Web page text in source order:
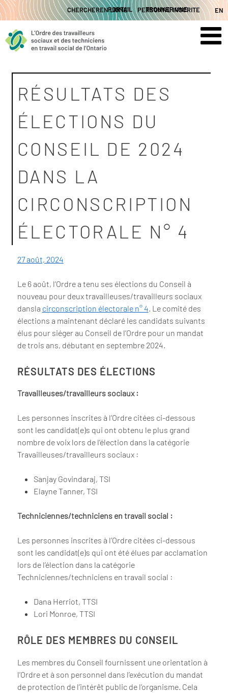
Skip
to
content
CHERCHERPORTAIL EN LIGNE TROUVER UNE PERSONNE INSCRITE EN
RÉSULTATS DES
ÉLECTIONS DU
CONSEIL DE 2024
DANS LA
CIRCONSCRIPTION
ÉLECTORALE N° 4
27 août, 2024
Le 6 août, l’Ordre a tenu ses élections du Conseil à
nouveau pour deux travailleuses/travailleurs sociaux
dansla circonscription électorale n° 4 . Le comité des
élections a maintenant déclaré les candidats suivants
élus pour siéger au Conseil de l’Ordre pour un mandat
de trois ans, débutant en septembre 2024.
RÉSULTATS DES ÉLECTIONS
Travailleuses/travailleurs sociaux :
Les personnes inscrites à l’Ordre citées ci-dessous
sont les candidat(e)s qui ont obtenu le plus grand
nombre de voix lors de l’élection dans la catégorie
Travailleuses/travailleurs sociaux :
Sanjay Govindaraj, TSI
Elayne Tanner, TSI
Techniciennes/techniciens en travail social :
Les personnes inscrites à l’Ordre citées ci-dessous
sont les candidat(e)s qui ont été élues par acclamation
lors de l’élection dans la catégorie
Techniciennes/techniciens en travail social :
Dana Herriot, TTSI
Lori Monroe, TTSI
RÔLE DES MEMBRES DU CONSEIL
Les membres du Conseil fournissent une orientation à
l’Ordre et à son personnel dans l’exécution du mandat
de protection de l’intérêt public de l’organisme. Cela